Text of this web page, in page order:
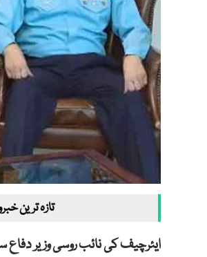
تازہ ترین
ایئرچیف کی نائب روسی وزیر دفاع